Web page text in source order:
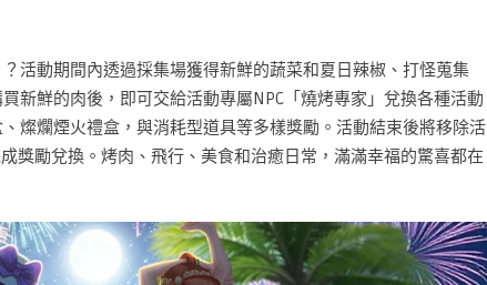
活動期間內透過採集場獲得新鮮的蔬菜和夏日辣椒、打怪蒐集
新鮮的肉後，即可交給活動專屬NPC「燒烤專家」兌換各種活動
燦爛煙火禮盒，與消耗型道具等多樣獎勵。活動結束後將移除活
獎勵兌換。烤肉、飛行、美食和治癒日常，滿滿幸福的驚喜都在